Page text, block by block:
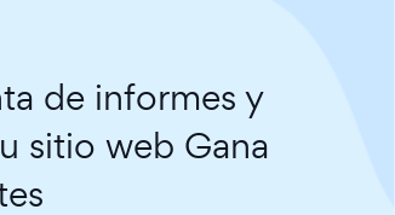
de informes y
sitio web Gana